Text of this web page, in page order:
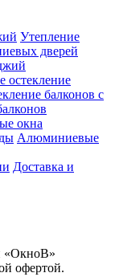
Утепление
дверей
остекление
балконов с
окна
Алюминиевые
Доставка и
«ОкноВ»
офертой.